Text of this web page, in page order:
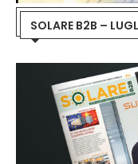
SOLARE B2B –